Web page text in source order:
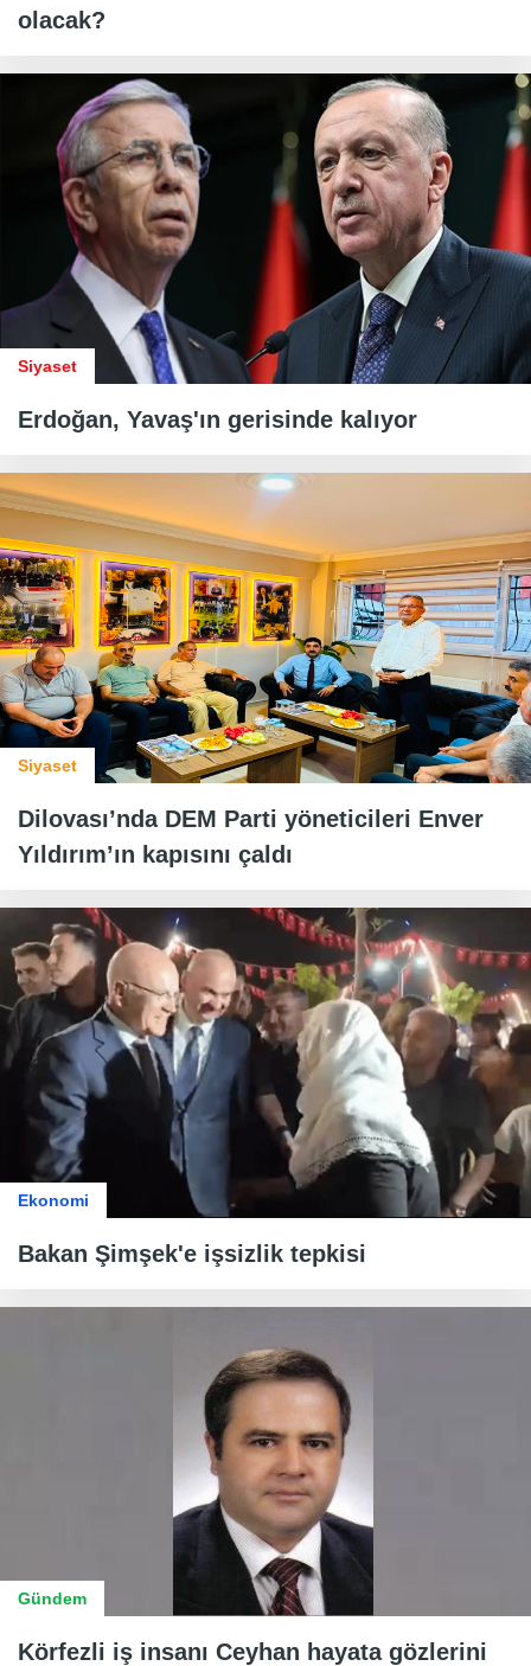
olacak?
Siyaset
Erdoğan, Yavaş'ın gerisinde kalıyor
Siyaset
Dilovası’nda DEM Parti yöneticileri Enver
Yıldırım’ın kapısını çaldı
Ekonomi
Bakan Şimşek'e işsizlik tepkisi
Gündem
Körfezli iş insanı Ceyhan hayata gözlerini